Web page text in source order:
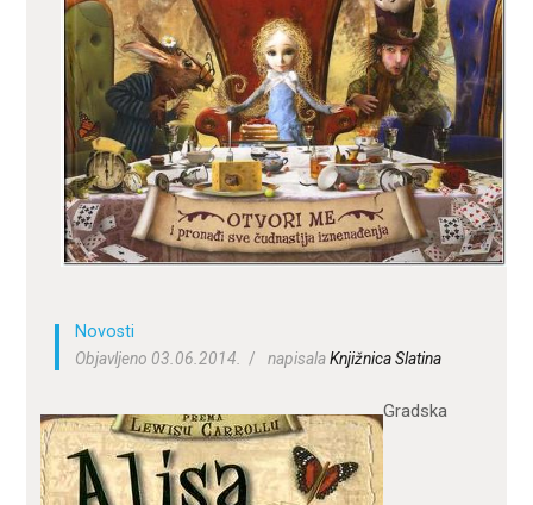
ODJELI
DOKUMENTI
KONTAKT
Novosti
Objavljeno 03.06.2014.
napisalaKnjižnica Slatina
Gradska